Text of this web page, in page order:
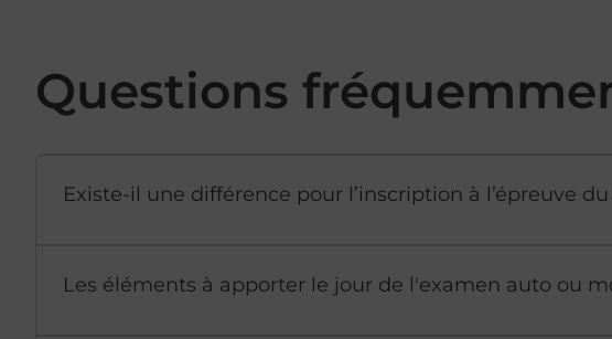
Questions
Existe-il une différence pour l’inscription à l’épreuve
Les éléments à apporter le jour de l'examen auto ou